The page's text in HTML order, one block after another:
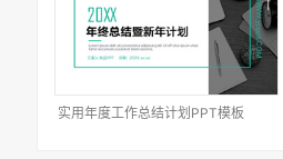
实用年度工作总结计划PPT模板